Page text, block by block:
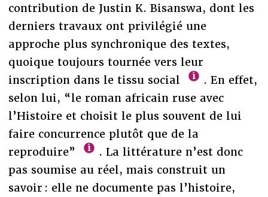
contribution de Justin K. Bisanswa, dont les
derniers travaux ont privilégié une
approche plus synchronique des textes,
quoique toujours tournée vers leur
inscription dans le tissu social
. En effet,
selon lui, “le roman africain ruse avec
l’Histoire et choisit le plus souvent de lui
faire concurrence plutôt que de la
reproduire”
. La littérature n’est donc
pas soumise au réel, mais construit un
savoir : elle ne documente pas l’histoire,